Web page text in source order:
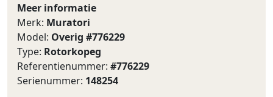
Meer informatie
Merk: Muratori
Model: Overig #776229
Type: Rotorkopeg
Referentienummer: #776229
Serienummer: 148254